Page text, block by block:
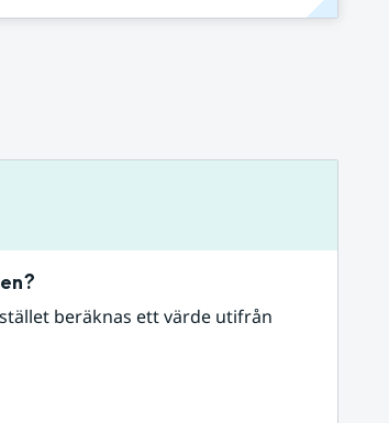
beräknas ett värde utifrån